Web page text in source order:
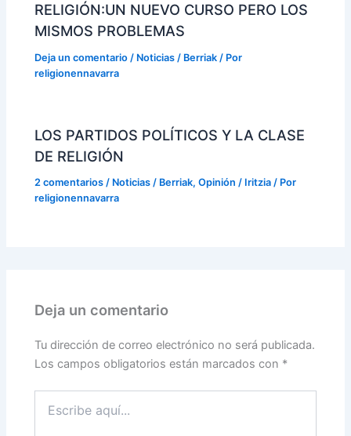
RELIGIÓN:UN NUEVO CURSO PERO LOS
MISMOS PROBLEMAS
Deja un comentario / Noticias / Berriak / Por
religionennavarra
LOS PARTIDOS POLÍTICOS Y LA CLASE
DE RELIGIÓN
2 comentarios / Noticias / Berriak,Opinión / Iritzia / Por
religionennavarra
Deja un comentario
Tu dirección de correo electrónico no será publicada.
Los campos obligatorios están marcados con *
aquí...